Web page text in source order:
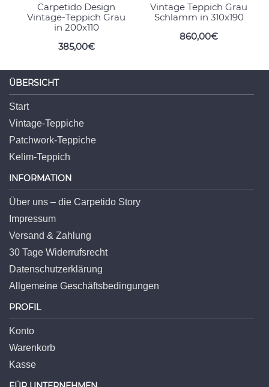
Carpetido Design
Vintage-Teppich Grau
in 200x110
385,00€
Vintage Teppich Grau
Schlamm in 310x190
860,00€
ÜBERSICHT
Start
Vintage-Teppiche
Patchwork-Teppiche
Kelim-Teppich
INFORMATION
Über uns – die Carpetido Story
Impressum
Versand & Zahlung
30 Tage Widerrufsrecht
Datenschutzerklärung
Allgemeine Geschäftsbedingungen
PROFIL
Konto
Warenkorb
Kasse